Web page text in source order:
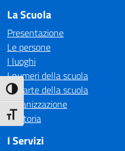
Attiva/disattiva alto contrasto
Attiva/disattiva dimensione testo
La Scuola
Presentazione
Le persone
I luoghi
I numeri della scuola
Le carte della scuola
Organizzazione
La storia
I Servizi